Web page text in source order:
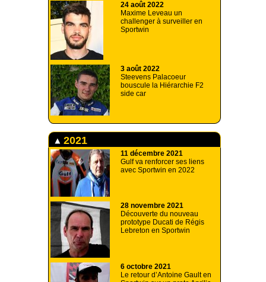
24 août 2022
Maxime Leveau un
challenger à surveiller en
Sportwin
3 août 2022
Steevens Palacoeur
bouscule la Hiérarchie F2
side car
2021
11 décembre 2021
Gulf va renforcer ses liens
avec Sportwin en 2022
28 novembre 2021
Découverte du nouveau
prototype Ducati de Régis
Lebreton en Sportwin
6 octobre 2021
Le retour d’Antoine Gault en